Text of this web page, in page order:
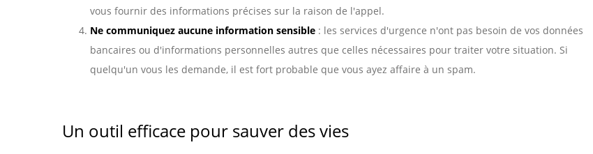
vous fournir des informations précises sur la raison de l'appel.
Ne communiquez aucune information sensible : les services d'urgence n'ont pas besoin de vos données
bancaires ou d'informations personnelles autres que celles nécessaires pour traiter votre situation. Si
quelqu'un vous les demande, il est fort probable que vous ayez affaire à un spam.
Un outil efficace pour sauver des vies